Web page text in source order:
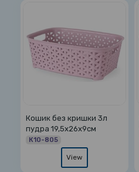
Кошик без кришки 3л
пудра 19,5х26х9см
К10-805
View